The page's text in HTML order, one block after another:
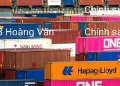
Hoàng Văn
Nội
Chính
Chính